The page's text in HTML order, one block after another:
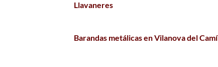
Llavaneres
Barandas metálicas en Vilanova del Camí